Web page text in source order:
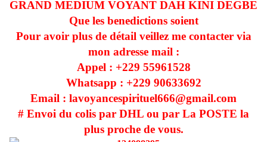
GRAND MEDIUM VOYANT DAH KINI DEGBE
Que les benedictions soient
Pour avoir plus de détail veillez me contacter via
mon adresse mail :
Appel : +229 55961528
Whatsapp : +229 90633692
Email : lavoyancespirituel666@gmail.com
# Envoi du colis par DHL ou par La POSTE la
plus proche de vous.